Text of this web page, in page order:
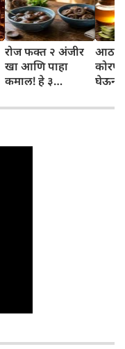
रोज फक्त २ अंजीर
खा आणि पाहा
कमाल! हे ३
तुम्हाला ठाऊक
घेऊन